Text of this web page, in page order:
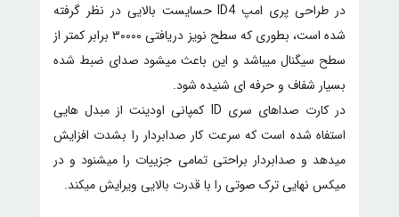
در طراحی پری امپ ID4 حسایست بالایی در نظر گرفته
شده است، بطوری که سطح نویز دریافتی ۳۰۰۰۰ برابر کمتر از
سطح سیگنال میباشد و این باعث میشود صدای ضبط شده
بسیار شفاف و حرفه ای شنیده شود.
در کارت صداهای سری ID کمپانی اودینت از مبدل هایی
استفاه شده است که سرعت کار صدابردار را بشدت افزایش
میدهد و صدابردار براحتی تمامی جزییات را میشنود و در
میکس نهایی ترک صوتی را با قدرت بالایی ویرایش میکند.